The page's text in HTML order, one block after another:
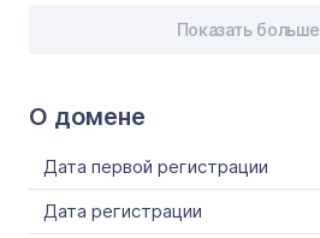
О домене
Дата первой регистрации
Дата регистрации
Показать больше